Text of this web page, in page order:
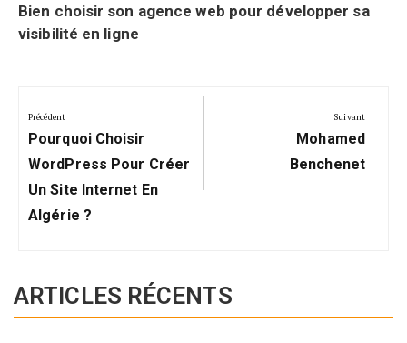
Bien choisir son agence web pour développer sa
visibilité en ligne
de
l’article
Précédent
Précédent:
Pourquoi Choisir
WordPress Pour Créer
Un Site Internet En
Algérie ?
Suivant
Suivant:
Mohamed
Benchenet
ARTICLES RÉCENTS